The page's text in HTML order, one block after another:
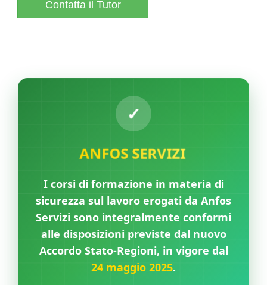
Contatta il Tutor
ANFOS SERVIZI
I corsi di formazione in materia di
sicurezza sul lavoro erogati da Anfos
Servizi sono integralmente conformi
alle disposizioni previste dal nuovo
Accordo Stato-Regioni, in vigore dal
24 maggio 2025.